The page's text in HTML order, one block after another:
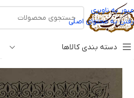
عبور به ناوبری
رفتن به محتوای اصلی
دسته بندی کالاها